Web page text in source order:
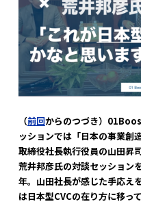
（前回からのつづき）
ッションでは「日本の事業創
取締役社長執行役員の山田昇
荒井邦彦氏の対談セッション
年。山田社長が感じた手応え
は日本型CVCの在り方に移って